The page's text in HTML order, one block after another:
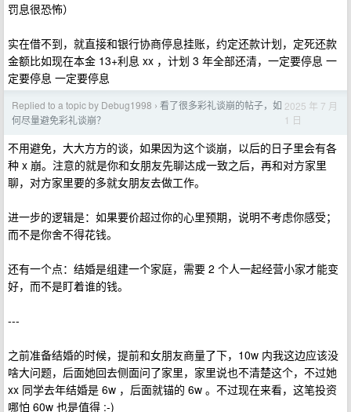
罚息很恐怖）
实在借不到，就直接和银行协商停息挂账，约定还款计划，定死还款
金额比如现在本金 13+利息 xx ，计划 3 年全部还清，一定要停息 一
定要停息 一定要停息
Replied to a topic by Debug1998 › 看了很多彩礼谈崩的帖子，如
何尽量避免彩礼谈崩？
2025 年 7 月
1 日
不用避免，大大方方的谈，如果因为这个谈崩，以后的日子里会有各
种 x 崩。注意的就是你和女朋友先聊达成一致之后，再和对方家里
聊，对方家里要的多就女朋友去做工作。
进一步的逻辑是：如果要价超过你的心里预期，说明不考虑你感受；
而不是你舍不得花钱。
还有一个点：结婚是组建一个家庭，需要 2 个人一起经营小家才能变
好，而不是盯着谁的钱。
---
之前准备结婚的时候，提前和女朋友商量了下，10w 内我这边应该没
啥大问题，后面她回去侧面问了家里，家里说也不清楚这个，不过她
xx 同学去年结婚是 6w ，后面就锚的 6w 。不过现在来看，这笔投资
哪怕 60w 也是值得 :-)